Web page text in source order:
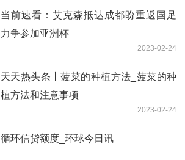
当前速看：艾克森抵达成都盼重返国足
力争参加亚洲杯
2023-02-24
天天热头条丨菠菜的种植方法_菠菜的种
植方法和注意事项
2023-02-24
循环信贷额度_环球今日讯